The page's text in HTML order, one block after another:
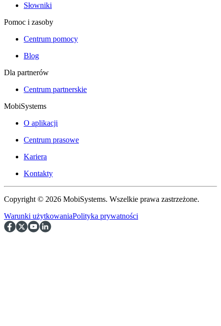
Słowniki
Pomoc i zasoby
Centrum pomocy
Blog
Dla partnerów
Centrum partnerskie
MobiSystems
O aplikacji
Centrum prasowe
Kariera
Kontakty
Copyright © 2026 MobiSystems. Wszelkie prawa zastrzeżone.
Warunki użytkowaniaPolityka prywatności